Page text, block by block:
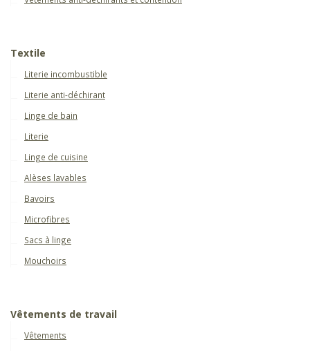
Textile
Literie incombustible
Literie anti-déchirant
Linge de bain
Literie
Linge de cuisine
Alèses lavables
Bavoirs
Microfibres
Sacs à linge
Mouchoirs
Vêtements de travail
Vêtements